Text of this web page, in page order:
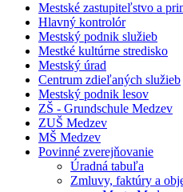
Mestské zastupiteľstvo a
Hlavný kontrolór
Mestský podnik služieb
Mestké kultúrne stredisko
Mestský úrad
Centrum zdieľaných služieb
Mestský podnik lesov
ZŠ - Grundschule Medzev
ZUŠ Medzev
MŠ Medzev
Povinné zverejňovanie
Úradná tabuľa
Zmluvy, faktúry a